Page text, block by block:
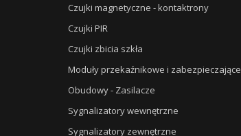
Czujki magnetyczne - kontaktrony
Czujki PIR
Czujki zbicia szkła
Moduły przekaźnikowe i zabezpieczające
Obudowy - Zasilacze
Sygnalizatory wewnętrzne
Sygnalizatory zewnętrzne